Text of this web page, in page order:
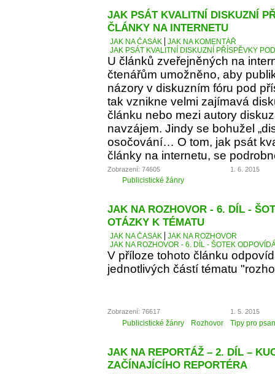
JAK PSÁT KVALITNÍ DISKUZNÍ
ČLÁNKY NA INTERNETU
JAK NA ČASÁK
JAK NA KOMENTÁŘ
JAK PSÁT KVALITNÍ DISKUZNÍ PŘÍSPĚVKY
U článků zveřejněných na
čtenářům umožněno, aby
názory v diskuzním fóru pod
tak vznikne velmi zajímavá
článku nebo mezi autory
navzájem. Jindy se bohužel
osočování… O tom, jak psát
články na internetu, se
Zobrazení: 74605 1. 6. 2015
Publicistické žánry
JAK NA ROZHOVOR - 6. DÍL -
OTÁZKY K TÉMATU
JAK NA ČASÁK
JAK NA ROZHOVOR
JAK NA ROZHOVOR - 6. DÍL - ŠOTEK
V příloze tohoto článku
jednotlivých částí tématu
Zobrazení: 76617 1. 5. 2015
Publicistické žánry Rozhovor Tipy pro
JAK NA REPORTÁŽ – 2. DÍL –
ZAČÍNAJÍCÍHO REPORTÉRA